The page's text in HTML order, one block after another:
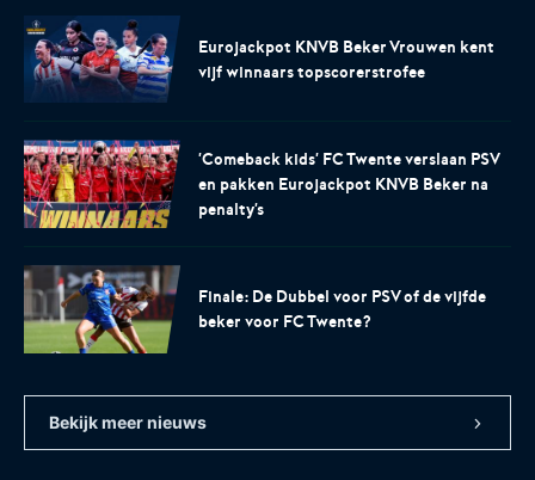
Eurojackpot Vrouwen
Eredivisie
Het officiële kanaal van de
Eredivisie met het laatste
nieuws, programma,
standen en alle
samenvattingen.
KNVB Expertise
Eurojackpot KNVB Beker Vrouwen kent
vijf winnaars topscorerstrofee
'Comeback kids' FC Twente verslaan PSV
en pakken Eurojackpot KNVB Beker na
penalty's
Finale: De Dubbel voor PSV of de vijfde
beker voor FC Twente?
Bekijk meer nieuws